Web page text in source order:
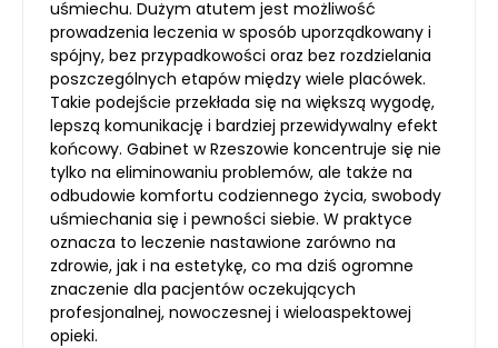
uśmiechu. Dużym atutem jest możliwość
prowadzenia leczenia w sposób uporządkowany i
spójny, bez przypadkowości oraz bez rozdzielania
poszczególnych etapów między wiele placówek.
Takie podejście przekłada się na większą wygodę,
lepszą komunikację i bardziej przewidywalny efekt
końcowy. Gabinet w Rzeszowie koncentruje się nie
tylko na eliminowaniu problemów, ale także na
odbudowie komfortu codziennego życia, swobody
uśmiechania się i pewności siebie. W praktyce
oznacza to leczenie nastawione zarówno na
zdrowie, jak i na estetykę, co ma dziś ogromne
znaczenie dla pacjentów oczekujących
profesjonalnej, nowoczesnej i wieloaspektowej
opieki.